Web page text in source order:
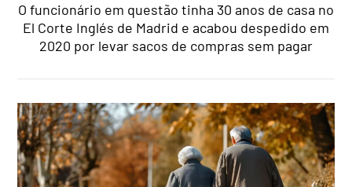
O funcionário em questão tinha 30 anos de casa no
El Corte Inglés de Madrid e acabou despedido em
2020 por levar sacos de compras sem pagar